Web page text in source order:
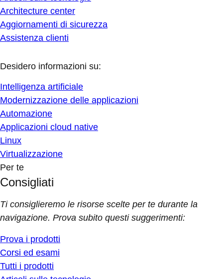
Architecture center
Aggiornamenti di sicurezza
Assistenza clienti
Desidero informazioni su:
Intelligenza artificiale
Modernizzazione delle applicazioni
Automazione
Applicazioni cloud native
Linux
Virtualizzazione
Per te
Consigliati
Ti consiglieremo le risorse scelte per te durante la
navigazione. Prova subito questi suggerimenti:
Prova i prodotti
Corsi ed esami
Tutti i prodotti